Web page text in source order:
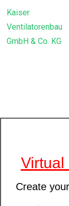
Kaiser
Ventilatorenbau
GmbH & Co. KG